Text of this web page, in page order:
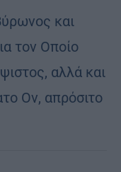
και
τον Οποίο
αλλά και
Ον, απρόσιτο